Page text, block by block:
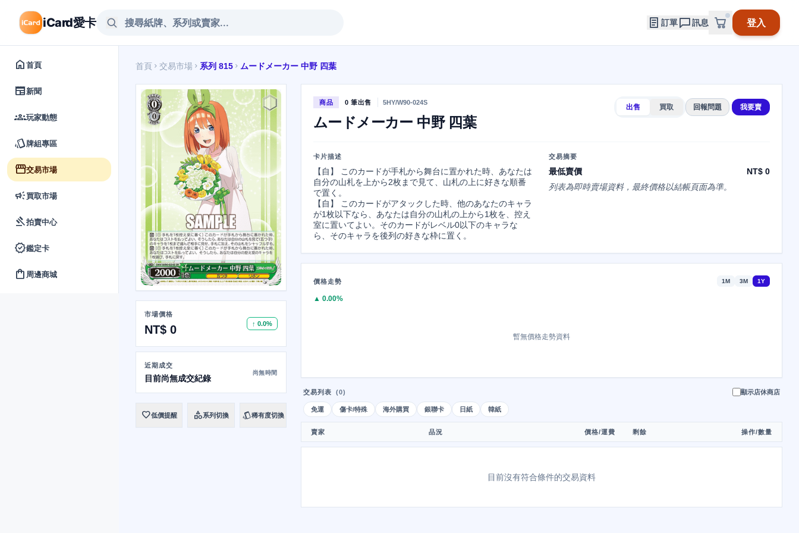
iCard愛卡 訂單 訊息 登入
home首頁
newspaper新聞
groups玩家動態
style牌組專區
storefront交易市場
campaign買取市場
gavel拍賣中心
verified鑑定卡
shopping_bag 周邊商城
首頁 chevron_right 交易市場 chevron_right 系列 815 chevron_right ムードメーカー 中野 四葉
市場價格
NT$ 0 ↑ 0.0%
近期成交
目前尚無成交紀錄
尚無時間
favorite低價提醒 category系列切換 style稀有度切換
商品 0 筆出售 5HY/W90-024S
ムードメーカー 中野 四葉
出售 買取 回報問題 我要賣
卡片描述
【自】 このカードが手札から舞台に置かれた時、あなたは
自分の山札を上から2枚まで見て、山札の上に好きな順番
で置く。
【自】 このカードがアタックした時、他のあなたのキャラ
が1枚以下なら、あなたは自分の山札の上から1枚を、控え
室に置いてよい。そのカードがレベル0以下のキャラな
ら、そのキャラを後列の好きな枠に置く。
交易摘要
最低賣價
NT$ 0
列表為即時賣場資料，最終價格以結帳頁面為準。
價格走勢 1M 3M 1Y
▲ 0.00%
暫無價格走勢資料
交易列表 (0) 顯示店休商店
免運 傷卡/特殊 海外購買 銀聯卡 日紙 韓紙
賣家 品況 價格/運費 剩餘 操作/數量
目前沒有符合條件的交易資料